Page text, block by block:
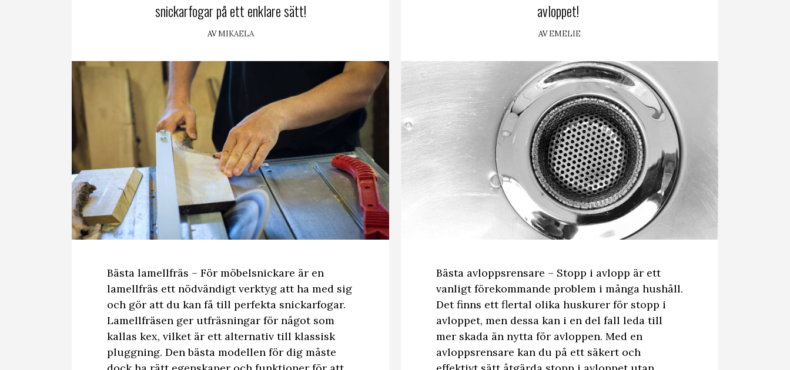
snickarfogar på ett enklare sätt!
AVMIKAELA
Bästa lamellfräs – För möbelsnickare är en
lamellfräs ett nödvändigt verktyg att ha med sig
och gör att du kan få till perfekta snickarfogar.
Lamellfräsen ger utfräsningar för något som
kallas kex, vilket är ett alternativ till klassisk
pluggning. Den bästa modellen för dig måste
avloppet!
AVEMELIE
Bästa avloppsrensare – Stopp i avlopp är ett
vanligt förekommande problem i många hushåll.
Det finns ett flertal olika huskurer för stopp i
avloppet, men dessa kan i en del fall leda till
mer skada än nytta för avloppen. Med en
avloppsrensare kan du på ett säkert och